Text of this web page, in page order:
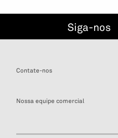
Siga-nos
Contate-nos
Nossa equipe comercial